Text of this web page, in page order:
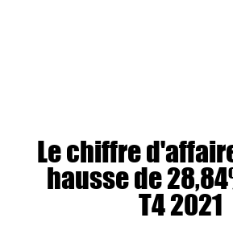
Le chiffre
hausse de
T4 2021